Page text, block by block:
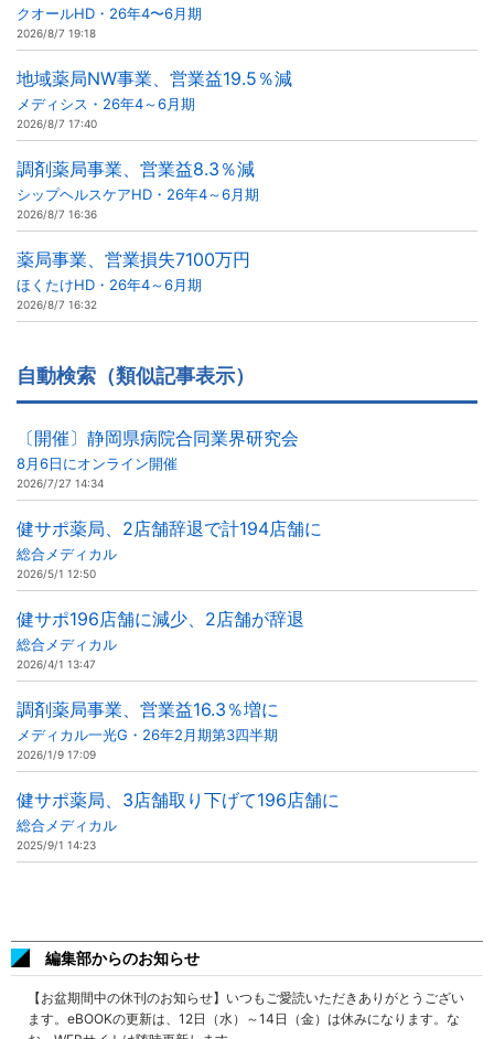
クオールHD・26年4〜6月期
2026/8/7 19:18
地域薬局NW事業、営業益19.5％減
メディシス・26年4～6月期
2026/8/7 17:40
調剤薬局事業、営業益8.3％減
シップヘルスケアHD・26年4～6月期
2026/8/7 16:36
薬局事業、営業損失7100万円
ほくたけHD・26年4～6月期
2026/8/7 16:32
自動検索（類似記事表示）
〔開催〕静岡県病院合同業界研究会
8月6日にオンライン開催
2026/7/27 14:34
健サポ薬局、2店舗辞退で計194店舗に
総合メディカル
2026/5/1 12:50
健サポ196店舗に減少、2店舗が辞退
総合メディカル
2026/4/1 13:47
調剤薬局事業、営業益16.3％増に
メディカル一光G・26年2月期第3四半期
2026/1/9 17:09
健サポ薬局、3店舗取り下げて196店舗に
総合メディカル
2025/9/1 14:23
編集部からのお知らせ
【お盆期間中の休刊のお知らせ】いつもご愛読いただきありがとうござい
ます。eBOOKの更新は、12日（水）～14日（金）は休みになります。な